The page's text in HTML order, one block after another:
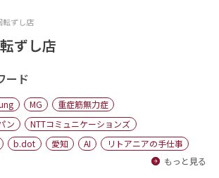
ツ
転ずし店
ずし店
ード
MG
重症筋無力症
ン
NTTコミュニケーションズ
b.dot 愛知 AI
リトアニアの手仕事
もっと見る